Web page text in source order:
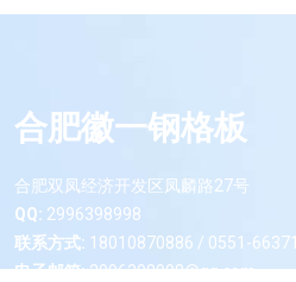
合肥徽一钢格板
合肥双凤经济开发区凤麟路27号
QQ: 2996398998
联系方式: 18010870886 / 0551-
电子邮箱:2996398998@qq.com